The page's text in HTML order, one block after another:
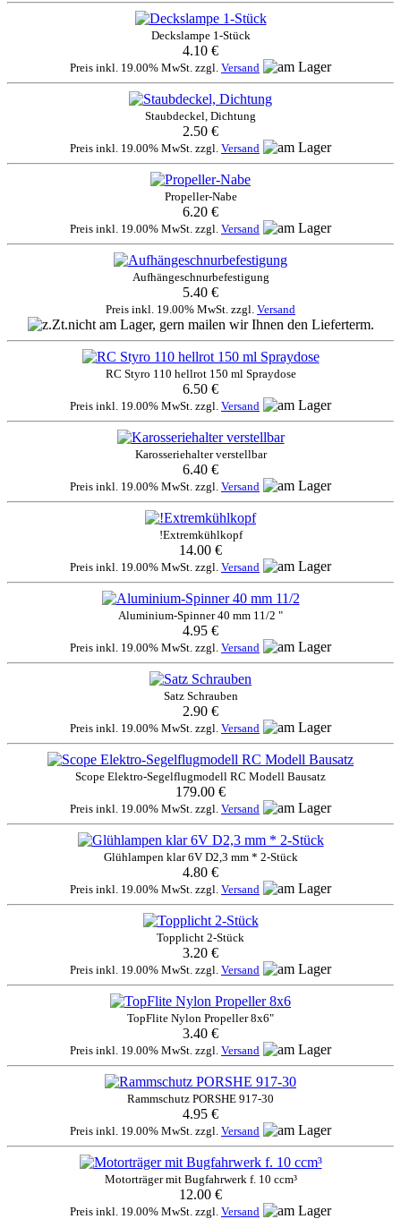
Deckslampe 1-Stück
4.10 €
Preis inkl. 19.00% MwSt. zzgl. Versand
Staubdeckel, Dichtung
2.50 €
Preis inkl. 19.00% MwSt. zzgl. Versand
Propeller-Nabe
6.20 €
Preis inkl. 19.00% MwSt. zzgl. Versand
Aufhängeschnurbefestigung
5.40 €
Preis inkl. 19.00% MwSt. zzgl. Versand
RC Styro 110 hellrot 150 ml Spraydose
6.50 €
Preis inkl. 19.00% MwSt. zzgl. Versand
Karosseriehalter verstellbar
6.40 €
Preis inkl. 19.00% MwSt. zzgl. Versand
!Extremkühlkopf
14.00 €
Preis inkl. 19.00% MwSt. zzgl. Versand
Aluminium-Spinner 40 mm 11/2 "
4.95 €
Preis inkl. 19.00% MwSt. zzgl. Versand
Satz Schrauben
2.90 €
Preis inkl. 19.00% MwSt. zzgl. Versand
Scope Elektro-Segelflugmodell RC Modell Bausatz
179.00 €
Preis inkl. 19.00% MwSt. zzgl. Versand
Glühlampen klar 6V D2,3 mm * 2-Stück
4.80 €
Preis inkl. 19.00% MwSt. zzgl. Versand
Topplicht 2-Stück
3.20 €
Preis inkl. 19.00% MwSt. zzgl. Versand
TopFlite Nylon Propeller 8x6"
3.40 €
Preis inkl. 19.00% MwSt. zzgl. Versand
Rammschutz PORSHE 917-30
4.95 €
Preis inkl. 19.00% MwSt. zzgl. Versand
Motorträger mit Bugfahrwerk f. 10 ccm³
12.00 €
Preis inkl. 19.00% MwSt. zzgl. Versand